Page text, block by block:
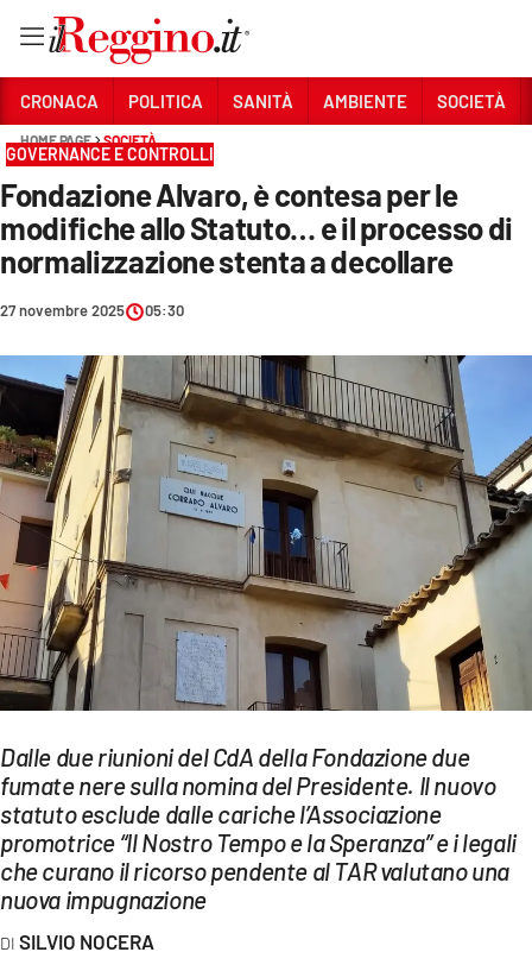
Sezioni
CRONACA
POLITICA
SANITÀ
AMBIENTE
SOCIETÀ
CULTURA
ECONOMIA E LAVORO
EVENTI
SPORT
Streaming
LAC NETWORK
LAC ONAIR
Network
LACPLAY.IT
CRONACA POLITICA SANITÀ AMBIENTE SOCIETÀ
HOME PAGE SOCIETÀ
GOVERNANCE E CONTROLLI
Fondazione Alvaro, è contesa per le
modifiche allo Statuto… e il processo di
normalizzazione stenta a decollare
27 novembre 2025 05:30
Dalle due riunioni del CdA della Fondazione due
fumate nere sulla nomina del Presidente. Il nuovo
statuto esclude dalle cariche l’Associazione
promotrice “Il Nostro Tempo e la Speranza” e i legali
che curano il ricorso pendente al TAR valutano una
nuova impugnazione
SILVIO NOCERA